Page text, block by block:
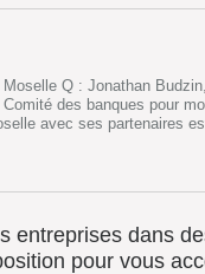
Q : Jonathan
des banques pour
avec ses partenaires
entreprises dans
pour vous